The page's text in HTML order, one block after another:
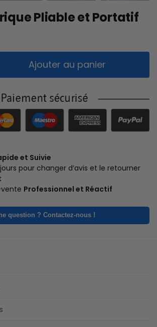
Pliable et Portatif
Ajouter au panier
et Suivie
jours pour changer d’avis et le retourner
Professionnel et Réactif
question ? Contactez-nous !